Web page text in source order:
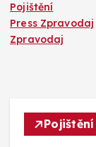
Pojištění
Press Zpravodaj
Zpravodaj
Pojištění